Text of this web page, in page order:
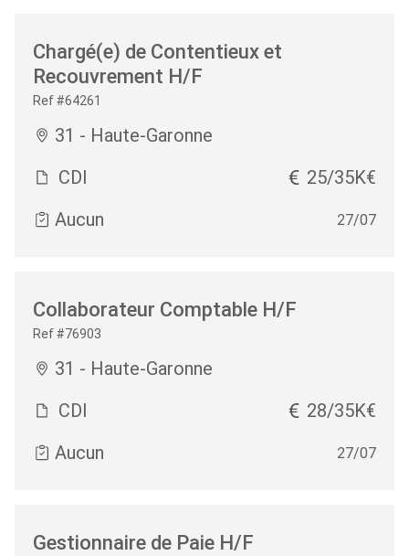
Chargé(e) de Contentieux et
Recouvrement H/F
Ref #64261
31 - Haute-Garonne
CDI
25/35K€
Aucun
27/07
Collaborateur Comptable H/F
Ref #76903
31 - Haute-Garonne
CDI
28/35K€
Aucun
27/07
Gestionnaire de Paie H/F